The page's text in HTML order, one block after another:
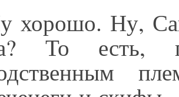
хорошо. Ну,
То есть,